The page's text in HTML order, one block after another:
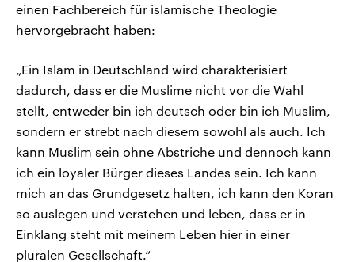
einen Fachbereich für islamische Theologie
hervorgebracht haben:
„Ein Islam in Deutschland wird charakterisiert
dadurch, dass er die Muslime nicht vor die Wahl
stellt, entweder bin ich deutsch oder bin ich Muslim,
sondern er strebt nach diesem sowohl als auch. Ich
kann Muslim sein ohne Abstriche und dennoch kann
ich ein loyaler Bürger dieses Landes sein. Ich kann
mich an das Grundgesetz halten, ich kann den Koran
so auslegen und verstehen und leben, dass er in
Einklang steht mit meinem Leben hier in einer
pluralen Gesellschaft.“